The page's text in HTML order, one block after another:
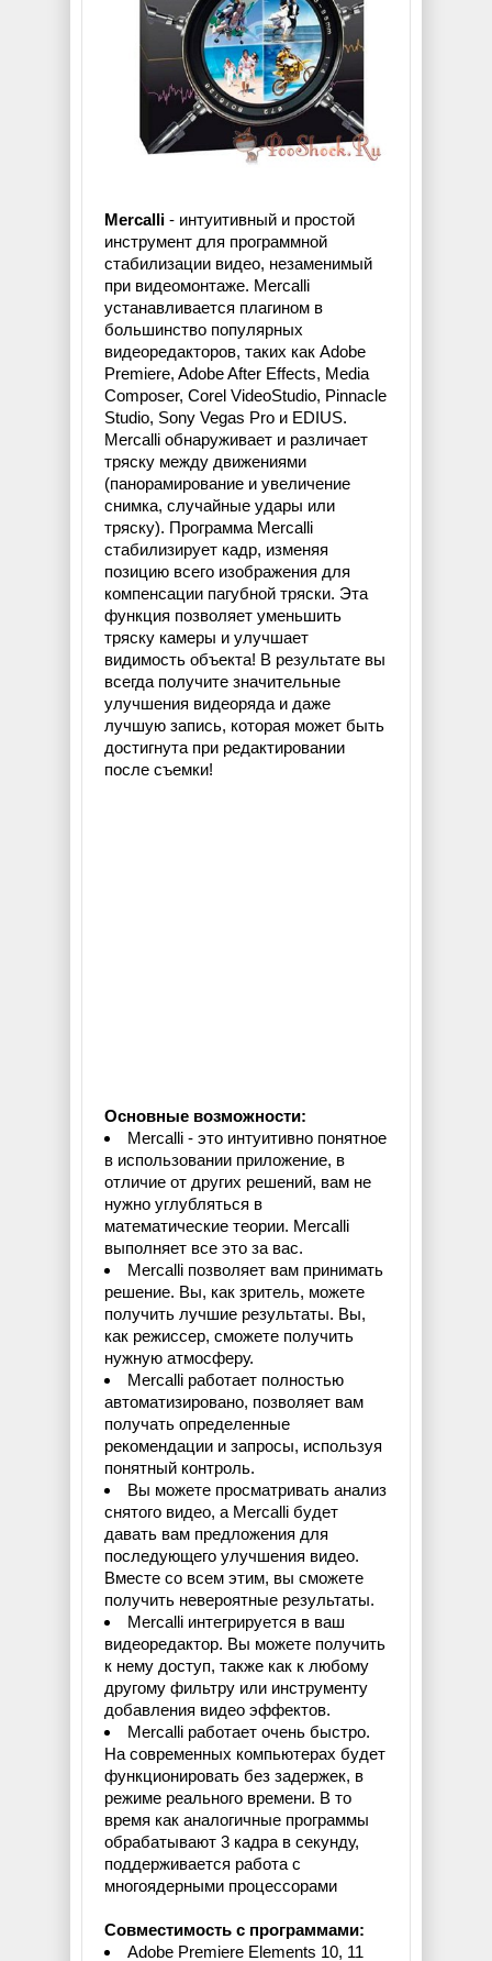
Mercalli - интуитивный и простой
инструмент для программной
стабилизации видео, незаменимый
при видеомонтаже. Mercalli
устанавливается плагином в
большинство популярных
видеоредакторов, таких как Adobe
Premiere, Adobe After Effects, Media
Composer, Corel VideoStudio, Pinnacle
Studio, Sony Vegas Pro и EDIUS.
Mercalli обнаруживает и различает
тряску между движениями
(панорамирование и увеличение
снимка, случайные удары или
тряску). Программа Mercalli
стабилизирует кадр, изменяя
позицию всего изображения для
компенсации пагубной тряски. Эта
функция позволяет уменьшить
тряску камеры и улучшает
видимость объекта! В результате вы
всегда получите значительные
улучшения видеоряда и даже
лучшую запись, которая может быть
достигнута при редактировании
после съемки!
Основные возможности:
Mercalli - это интуитивно понятное
в использовании приложение, в
отличие от других решений, вам не
нужно углубляться в
математические теории. Mercalli
выполняет все это за вас.
Mercalli позволяет вам принимать
решение. Вы, как зритель, можете
получить лучшие результаты. Вы,
как режиссер, сможете получить
нужную атмосферу.
Mercalli работает полностью
автоматизировано, позволяет вам
получать определенные
рекомендации и запросы, используя
понятный контроль.
Вы можете просматривать анализ
снятого видео, а Mercalli будет
давать вам предложения для
последующего улучшения видео.
Вместе со всем этим, вы сможете
получить невероятные результаты.
Mercalli интегрируется в ваш
видеоредактор. Вы можете получить
к нему доступ, также как к любому
другому фильтру или инструменту
добавления видео эффектов.
Mercalli работает очень быстро.
На современных компьютерах будет
функционировать без задержек, в
режиме реального времени. В то
время как аналогичные программы
обрабатывают 3 кадра в секунду,
поддерживается работа с
многоядерными процессорами
Совместимость с программами:
Adobe Premiere Elements 10, 11